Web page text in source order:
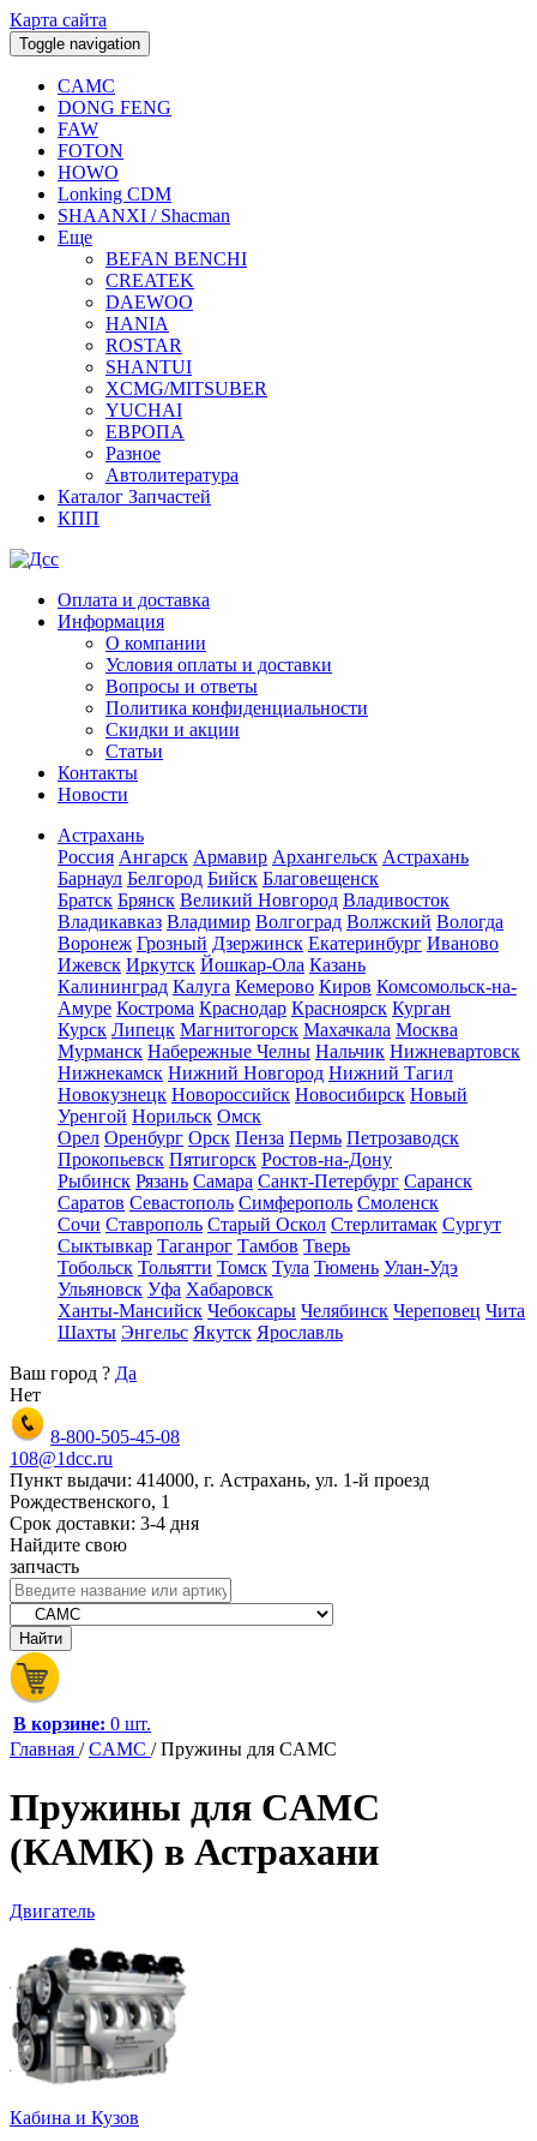
Карта сайта
Toggle navigation
CAMC
DONG FENG
FAW
FOTON
HOWO
Lonking CDM
SHAANXI / Shacman
Еще
BEFAN BENCHI
CREATEK
DAEWOO
HANIA
ROSTAR
SHANTUI
XCMG/MITSUBER
YUCHAI
ЕВРОПА
Разное
Aвтолитература
Каталог Запчастей
КПП
Оплата и доставка
Информация
О компании
Условия оплаты и доставки
Вопросы и ответы
Политика конфиденциальности
Скидки и акции
Статьи
Контакты
Новости
Астрахань
Россия Ангарск Армавир Архангельск Астрахань
Барнаул Белгород Бийск Благовещенск
Братск Брянск Великий Новгород Владивосток
Владикавказ Владимир Волгоград Волжский Вологда
Воронеж Грозный Дзержинск Екатеринбург Иваново
Ижевск Иркутск Йошкар-Ола Казань
Калининград Калуга Кемерово Киров Комсомольск-на-
Амуре Кострома Краснодар Красноярск Курган
Курск Липецк Магнитогорск Махачкала Москва
Мурманск Набережные Челны Нальчик Нижневартовск
Нижнекамск Нижний Новгород Нижний Тагил
Новокузнецк Новороссийск Новосибирск Новый
Уренгой Норильск Омск
Орел Оренбург Орск Пенза Пермь Петрозаводск
Прокопьевск Пятигорск Ростов-на-Дону
Рыбинск Рязань Самара Санкт-Петербург Саранск
Саратов Севастополь Симферополь Смоленск
Сочи Ставрополь Старый Оскол Стерлитамак Сургут
Сыктывкар Таганрог Тамбов Тверь
Тобольск Тольятти Томск Тула Тюмень Улан-Удэ
Ульяновск Уфа Хабаровск
Ханты-Мансийск Чебоксары Челябинск Череповец Чита
Шахты Энгельс Якутск Ярославль
Ваш город ? Да
Нет
8-800-505-45-08
108@1dcc.ru
Пункт выдачи: 414000, г. Астрахань, ул. 1-й проезд
Рождественского, 1
Срок доставки: 3-4 дня
Найдите свою
запчасть
В корзине: 0 шт.
Главная /CAMC /Пружины для CAMC
Пружины для CAMC
(КАМК) в Астрахани
Двигатель
Кабина и Кузов